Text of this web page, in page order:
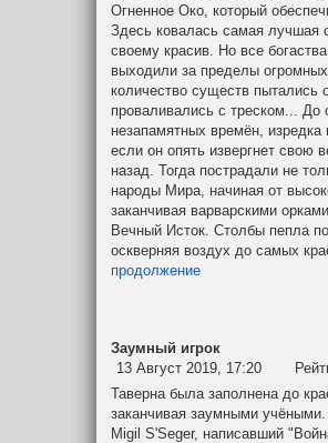
Огненное Око, который
Здесь ковалась самая лучшая
своему красив. Но все
выходили за пределы
количество существ пытались
проваливались с треском...
незапамятных времён,
если он опять извергнет свою
назад. Тогда пострадали не
народы Мира, начиная от
заканчивая варварскими
Вечный Исток. Столбы пепла
оскверняя воздух до самых
продолжение
Заумный игрок
13 Август 2019, 17:20
Таверна была заполнена до
заканчивая заумными
Migil S'Seger, написавший